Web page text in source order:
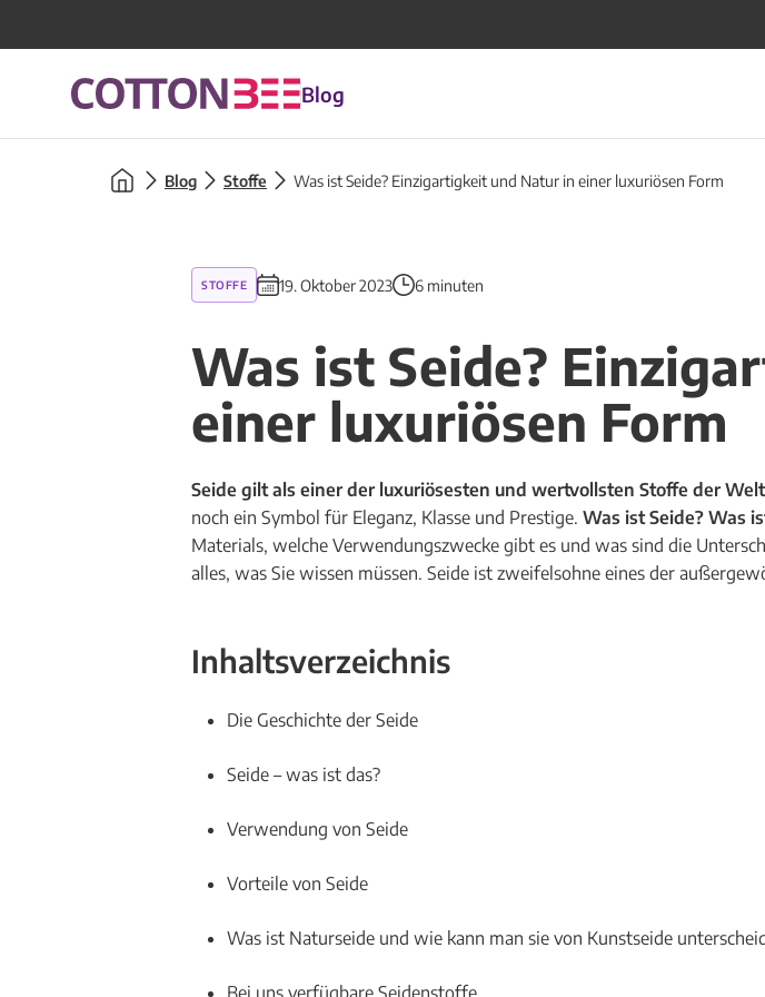
Blog
Blog Stoffe Was ist Seide? Einzigartigkeit und Natur in einer luxuriösen Form
STOFFE 19. Oktober 2023 6 minuten
Was ist Seide?
einer luxuriösen Form
Seide gilt als einer der luxuriösesten und wertvollsten Stoffe der Welt
noch ein Symbol für Eleganz, Klasse und Prestige. Was ist Seide? Was
Materials, welche Verwendungszwecke gibt es und was sind die
alles, was Sie wissen müssen. Seide ist zweifelsohne eines der
Inhaltsverzeichnis
Die Geschichte der Seide
Seide – was ist das?
Verwendung von Seide
Vorteile von Seide
Was ist Naturseide und wie kann man sie von Kunstseide
Bei uns verfügbare Seidenstoffe